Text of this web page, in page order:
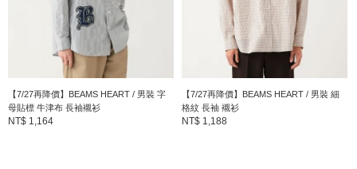
【7/27再降價】BEAMS HEART / 男裝 字
母貼標 牛津布 長袖襯衫
NT$ 1,164
【7/27再降價】BEAMS HEART / 男裝 細
格紋 長袖 襯衫
NT$ 1,188